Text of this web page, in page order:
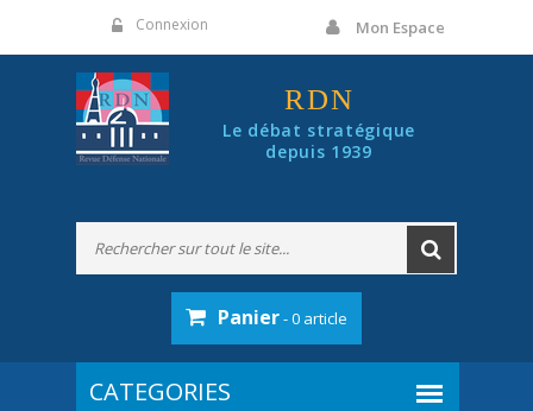
Connexion Mon Espace
RDN
Le débat stratégique
depuis 1939
Panier- 0 article